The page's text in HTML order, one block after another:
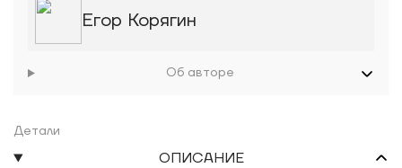
Егор Корягин
Об авторе
Детали
ОПИСАНИЕ